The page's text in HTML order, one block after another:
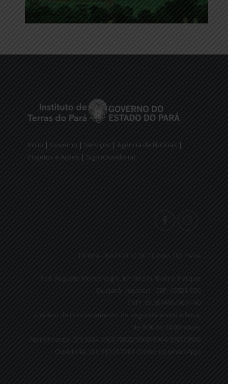
Início | Governo | Serviços | Agência de Notícias |
Projetos e Ações | Sigo (Ouvidoria)
ITERPA - INSTITUTO DE TERRAS DO PARÁ
Rod. Augusto Montenegro, km 09 s/n- Bairro: Parque
Guajará - Icoaraci - CEP: 66821-000
CNPJ: 05.089495/0001-90
Horário de Funcionamento: de segunda a sexta-feira,
de 8:00 às 14:00 horas
Atendimento: (91) 3284-9900 /9902/9903/9904/9905/9906
Ouvidoria: (91) 98116-7281 (Somente whatsApp)